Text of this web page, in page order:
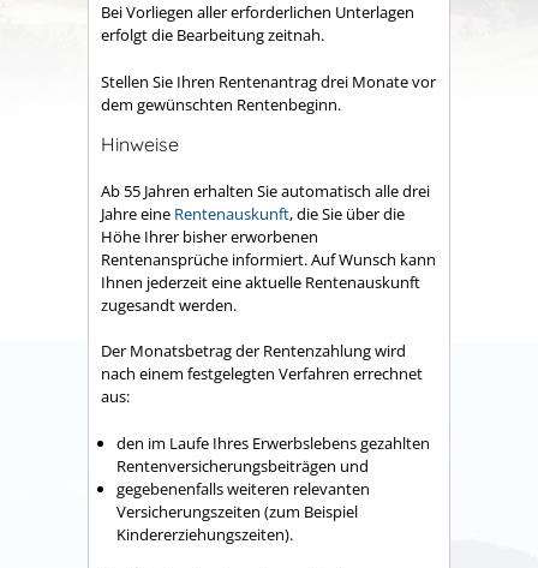
Bei Vorliegen aller erforderlichen Unterlagen
erfolgt die Bearbeitung zeitnah.
Stellen Sie Ihren Rentenantrag drei Monate vor
dem gewünschten Rentenbeginn.
Hinweise
Ab 55 Jahren erhalten Sie automatisch alle drei
Jahre eine Rentenauskunft, die Sie über die
Höhe Ihrer bisher erworbenen
Rentenansprüche informiert. Auf Wunsch kann
Ihnen jederzeit eine aktuelle Rentenauskunft
zugesandt werden.
Der Monatsbetrag der Rentenzahlung wird
nach einem festgelegten Verfahren errechnet
aus:
den im Laufe Ihres Erwerbslebens gezahlten
Rentenversicherungsbeiträgen und
gegebenenfalls weiteren relevanten
Versicherungszeiten (zum Beispiel
Kindererziehungszeiten).